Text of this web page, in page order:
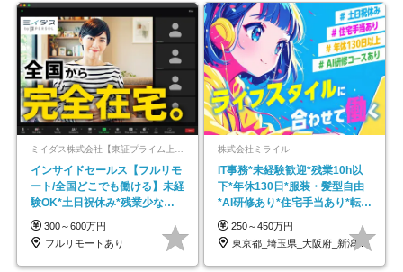
インサイドセールス【フルリモ
ート/全国どこでも働ける】未経
験OK*土日祝休み*残業少なめ*
在宅勤務手当あり
300～600万円
フルリモートあり
株式会社ミライル
IT事務*未経験歓迎*残業10h以
下*年休130日*服装・髪型自由
*AI研修あり*住宅手当あり*転勤
なし
250～450万円
東京都_埼玉県_大阪府_新潟県_福岡県